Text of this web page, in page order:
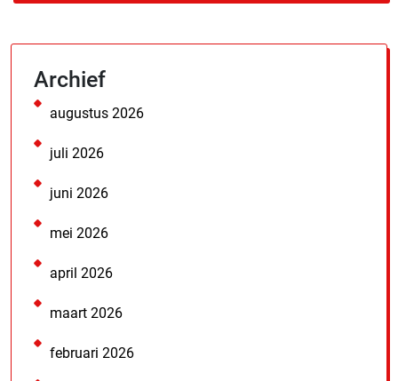
Archief
augustus 2026
juli 2026
juni 2026
mei 2026
april 2026
maart 2026
februari 2026